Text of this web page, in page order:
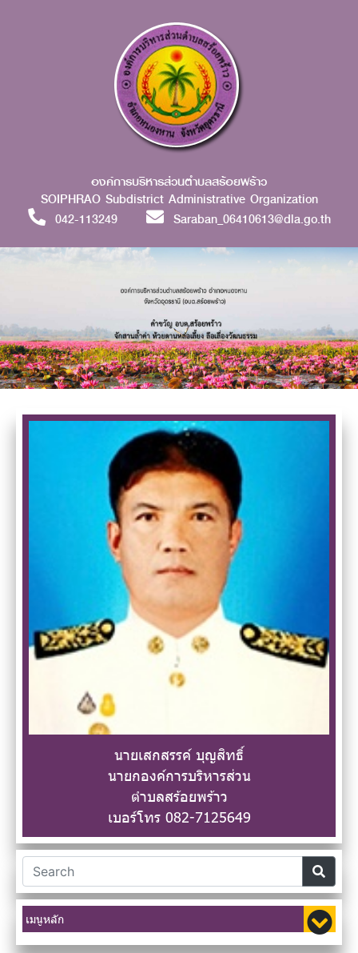
องค์การบริหารส่วนตำบลสร้อยพร้าว
SOIPHRAO Subdistrict Administrative Organization
042-113249
Saraban_06410613@dla.go.th
นายเสกสรรค์ บุญสิทธิ์
นายกองค์การบริหารส่วน
ตำบลสร้อยพร้าว
เบอร์โทร 082-7125649
เมนูหลัก